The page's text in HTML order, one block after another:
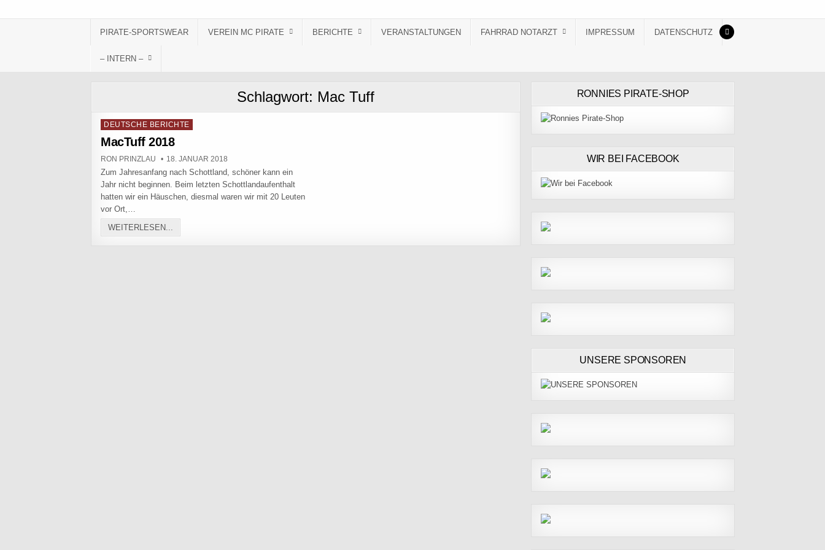
PIRATE-SPORTSWEAR VEREIN MC PIRATE BERICHTE VERANSTALTUNGEN FAHRRAD NOTARZT IMPRESSUM DATENSCHUTZ
– INTERN –
Schlagwort: Mac Tuff
Posted in
DEUTSCHE BERICHTE
MacTuff 2018
AUTHOR:
RON PRINZLAU PUBLISHED DATE:
18. JANUAR 2018
Zum Jahresanfang nach Schottland, schöner kann ein
Jahr nicht beginnen. Beim letzten Schottlandaufenthalt
hatten wir ein Häuschen, diesmal waren wir mit 20 Leuten
vor Ort,…
WEITERLESEN...
RONNIES PIRATE-SHOP
WIR BEI FACEBOOK
UNSERE SPONSOREN